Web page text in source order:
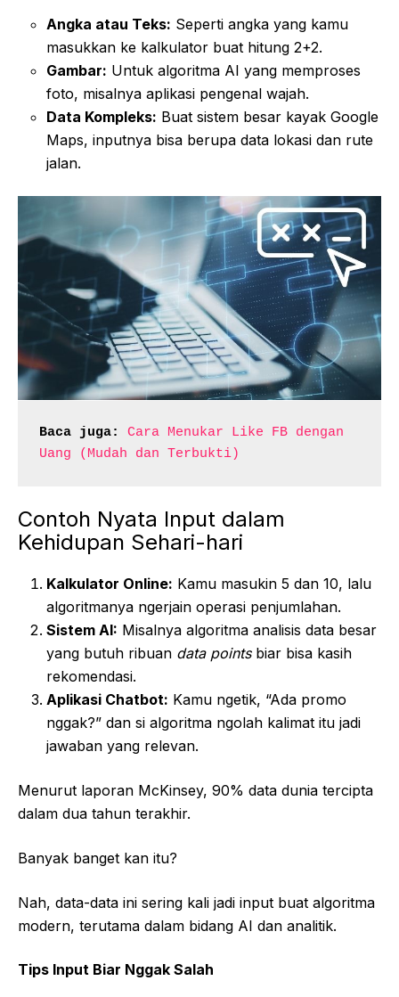
Angka atau Teks: Seperti angka yang kamu
masukkan ke kalkulator buat hitung 2+2.
Gambar: Untuk algoritma AI yang memproses
foto, misalnya aplikasi pengenal wajah.
Data Kompleks: Buat sistem besar kayak Google
Maps, inputnya bisa berupa data lokasi dan rute
jalan.
Baca juga:
Cara Menukar Like FB dengan
Uang (Mudah dan Terbukti)
Contoh Nyata Input dalam
Kehidupan Sehari-hari
Kalkulator Online: Kamu masukin 5 dan 10, lalu
algoritmanya ngerjain operasi penjumlahan.
Sistem AI: Misalnya algoritma analisis data besar
yang butuh ribuan data pointsbiar bisa kasih
rekomendasi.
Aplikasi Chatbot: Kamu ngetik, “Ada promo
nggak?” dan si algoritma ngolah kalimat itu jadi
jawaban yang relevan.
Menurut laporan McKinsey, 90% data dunia tercipta
dalam dua tahun terakhir.
Banyak banget kan itu?
Nah, data-data ini sering kali jadi input buat algoritma
modern, terutama dalam bidang AI dan analitik.
Tips Input Biar Nggak Salah